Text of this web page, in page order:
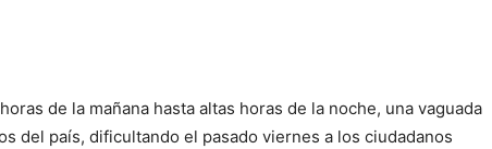
de la mañana hasta altas horas de la noche, una vaguada
del país, dificultando el pasado viernes a los ciudadanos